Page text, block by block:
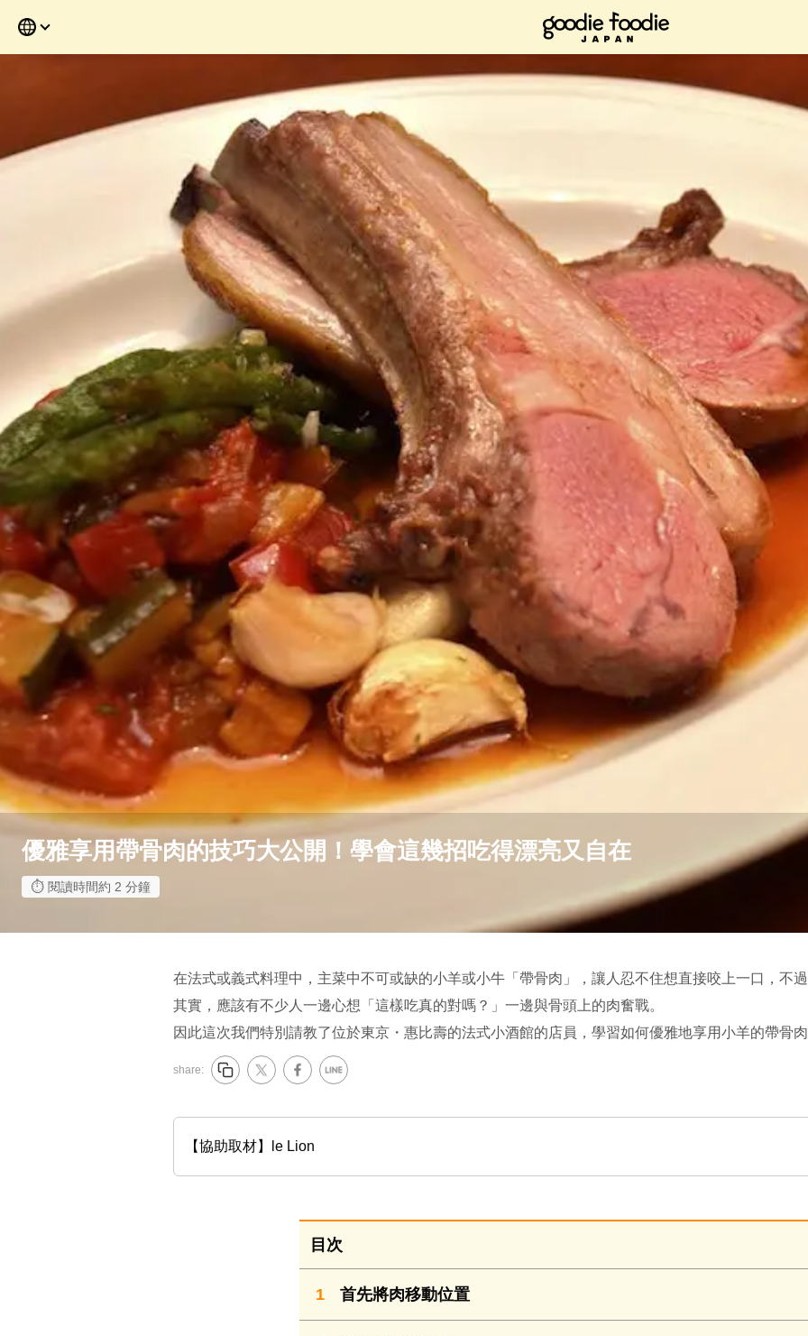
content
如果現在沒時間閱讀，請將其加入書籤，有空時再查看。
優雅享用帶骨肉的技巧大公開！學會這幾招吃得漂亮又自在
閱讀時間約 2 分鐘
在法式或義式料理中，主菜中不可或缺的小羊或小牛「帶骨肉」，讓人忍不住想直接咬上一口，不
其實，應該有不少人一邊心想「這樣吃真的對嗎？」一邊與骨頭上的肉奮戰。
因此這次我們特別請教了位於東京・惠比壽的法式小酒館的店員，學習如何優雅地享用小羊的帶骨
share:
【協助取材】le Lion
目次
1 首先將肉移動位置